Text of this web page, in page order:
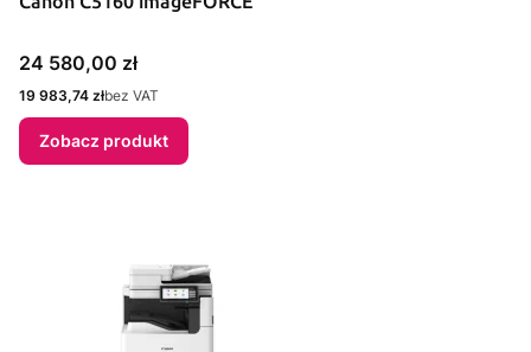
Cena
24 580,00 zł
Cena
19 983,74 złbez VAT
Zobacz produkt